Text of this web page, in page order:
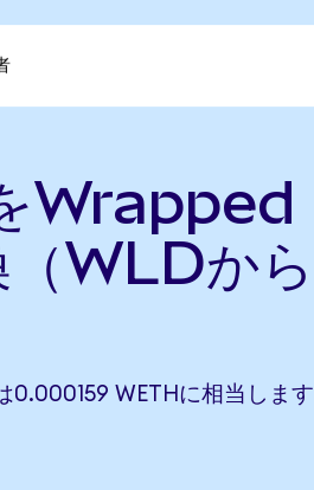
Wrapped
WLDから
0.000159 WETHに相当します